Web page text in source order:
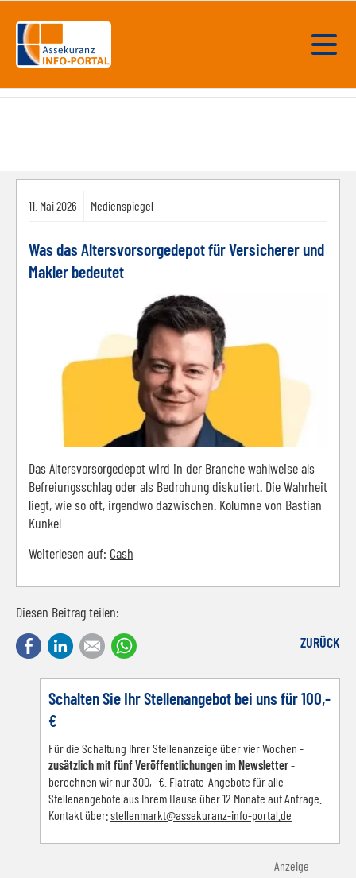
11. Mai2026 Medienspiegel
Was das Altersvorsorgedepot für Versicherer und
Makler bedeutet
Das Altersvorsorgedepot wird in der Branche wahlweise als
Befreiungsschlag oder als Bedrohung diskutiert. Die Wahrheit
liegt, wie so oft, irgendwo dazwischen. Kolumne von Bastian
Kunkel
Weiterlesen auf: Cash
Diesen Beitrag teilen:
FacebookLinkedInE-mail ZURÜCK
Schalten Sie Ihr Stellenangebot bei uns für 100,-
€
Für die Schaltung Ihrer Stellenanzeige über vier Wochen -
zusätzlich mit fünf Veröffentlichungen im Newsletter-
berechnen wir nur 300,- €. Flatrate-Angebote für alle
Stellenangebote aus Ihrem Hause über 12 Monate auf Anfrage.
Kontakt über:stellenmarkt@assekuranz-info-portal.de
Anzeige